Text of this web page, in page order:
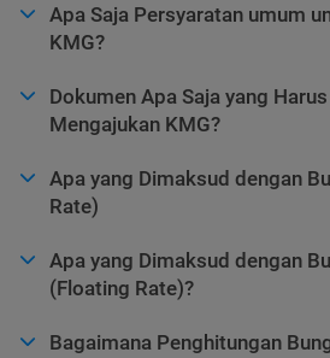
Apa Saja Persyaratan umum
KMG?
Dokumen Apa Saja yang
Mengajukan KMG?
Apa yang Dimaksud dengan
Rate)
Apa yang Dimaksud dengan
(Floating Rate)?
Bagaimana Penghitungan